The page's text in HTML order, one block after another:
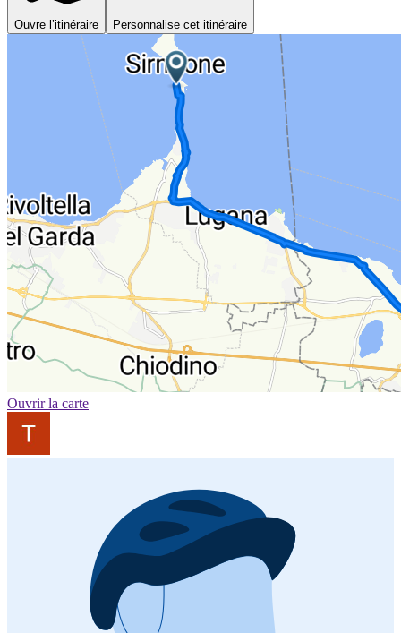
Ouvre l’itinéraire Personnalise cet itinéraire
Ouvrir la carte